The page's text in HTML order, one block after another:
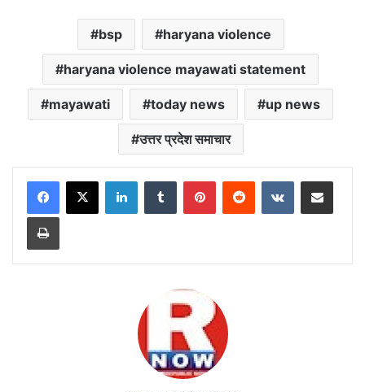
bsp haryana violence
haryana violence mayawati statement
mayawati today news up news
उत्तर प्रदेश समाचार
LinkedInTumblr PinterestReddit VKontakteShare via Email
Print